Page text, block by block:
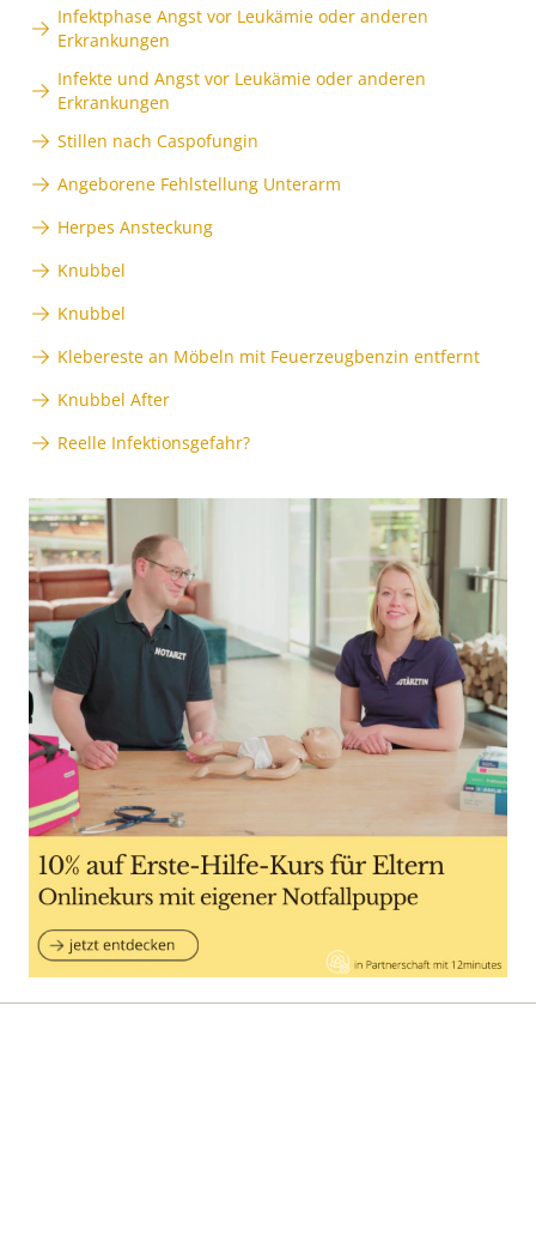
Infektphase Angst vor Leukämie oder anderen
Erkrankungen
Infekte und Angst vor Leukämie oder anderen
Erkrankungen
Stillen nach Caspofungin
Angeborene Fehlstellung Unterarm
Herpes Ansteckung
Knubbel
Knubbel
Klebereste an Möbeln mit Feuerzeugbenzin entfernt
Knubbel After
Reelle Infektionsgefahr?